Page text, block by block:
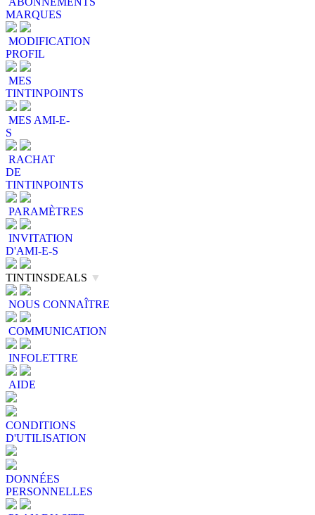
MARQUES
MODIFICATION
PROFIL
MES
TINTINPOINTS
MES AMI-E-
S
RACHAT
DE
TINTINPOINTS
PARAMÈTRES
INVITATION
D'AMI-E-S
TINTINSDEALS ▼
NOUS CONNAÎTRE
COMMUNICATION
INFOLETTRE
AIDE
CONDITIONS
D'UTILISATION
DONNÉES
PERSONNELLES